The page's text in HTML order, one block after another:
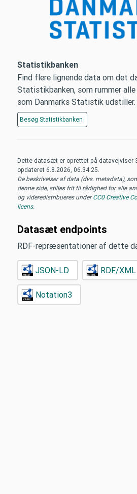
Statistikbanken
Find flere lignende data om det
Statistikbanken, som rummer alle
som Danmarks Statistik udstiller.
Besøg Statistikbanken
Dette datasæt er oprettet på datavejviser
opdateret 6.8.2026, 06.34.25
De beskrivelser af data (dvs. metadata),
denne side, stilles frit til rådighed for alle
og videredistribueres underCC0 Creative
licens.
Datasæt endpoints
RDF-repræsentationer af dette
JSON-LD RDF/XML
Notation3